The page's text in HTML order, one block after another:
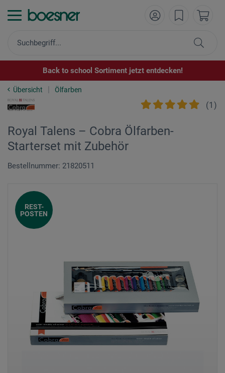
Back to school Sortiment jetzt entdecken!
Übersicht Ölfarben
(1 )
Royal Talens – Cobra Ölfarben-
Starterset mit Zubehör
Bestellnummer: 21820511
REST-
POSTEN